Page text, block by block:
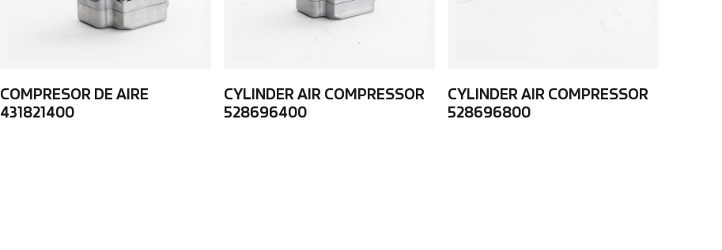
COMPRESOR DE AIRE
431821400
CYLINDER AIR COMPRESSOR
528696400
CYLINDER AIR COMPRESSOR
528696800